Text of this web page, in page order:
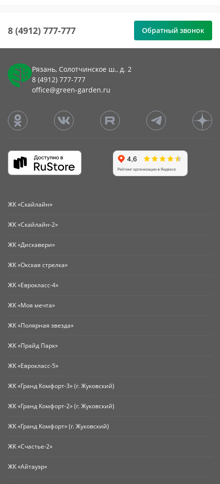
8 (4912) 777-777 Обратный звонок
Рязань, Солотчинское ш., д. 2
8 (4912) 777-777
office@green-garden.ru
ЖК «Скайлайн»
ЖК «Скайлайн-2»
ЖК «Дискавери»
ЖК «Окская стрелка»
ЖК «Еврокласс-4»
ЖК «Моя мечта»
ЖК «Полярная звезда»
ЖК «Прайд Парк»
ЖК «Еврокласс-5»
ЖК «Гранд Комфорт-3» (г. Жуковский)
ЖК «Гранд Комфорт-2» (г. Жуковский)
ЖК «Гранд Комфорт» (г. Жуковский)
ЖК «Счастье-2»
ЖК «Айтауэр»